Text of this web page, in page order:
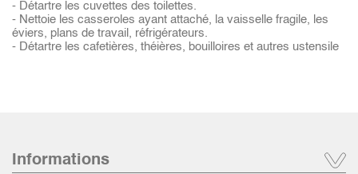
- Détartre les cuvettes des toilettes.
- Nettoie les casseroles ayant attaché, la vaisselle fragile, les
éviers, plans de travail, réfrigérateurs.
- Détartre les cafetières, théières, bouilloires et autres ustensile
Informations